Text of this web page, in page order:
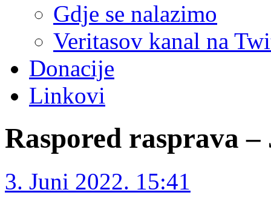
Gdje se nalazimo
Veritasov kanal na
Donacije
Linkovi
Raspored rasprava –
3. Juni 2022. 15:41